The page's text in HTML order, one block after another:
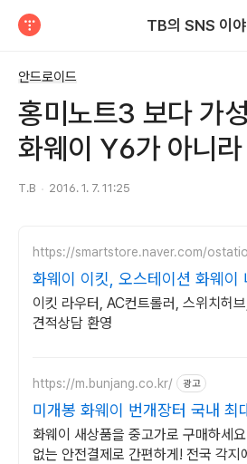
TB의 SNS 이야
안드로이드
홍미노트3 보다 가
화웨이 Y6가 아니
T.B 2016. 1. 7. 11:25
https://smartstore.naver.com/
화웨이 이킷, 오스테이션 화웨이
워크부문 전문업체
이킷 라우터, AC컨트롤러, 스위치허
견적상담 환영
https://m.bunjang.co.kr/ 광고
미개봉 화웨이 번개장터 국내 최
랜드 중고거래
화웨이 새상품을 중고가로 구매하세
없는 안전결제로 간편하게! 전국 각지